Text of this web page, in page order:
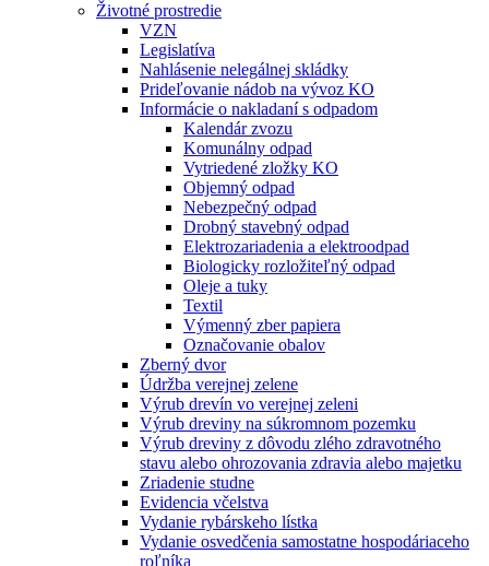
Životné prostredie
VZN
Legislatíva
Nahlásenie nelegálnej skládky
Prideľovanie nádob na vývoz KO
Informácie o nakladaní s odpadom
Kalendár zvozu
Komunálny odpad
Vytriedené zložky KO
Objemný odpad
Nebezpečný odpad
Drobný stavebný odpad
Elektrozariadenia a elektroodpad
Biologicky rozložiteľný odpad
Oleje a tuky
Textil
Výmenný zber papiera
Označovanie obalov
Zberný dvor
Údržba verejnej zelene
Výrub drevín vo verejnej zeleni
Výrub dreviny na súkromnom pozemku
Výrub dreviny z dôvodu zlého zdravotného
stavu alebo ohrozovania zdravia alebo majetku
Zriadenie studne
Evidencia včelstva
Vydanie rybárskeho lístka
Vydanie osvedčenia samostatne hospodáriaceho
roľníka